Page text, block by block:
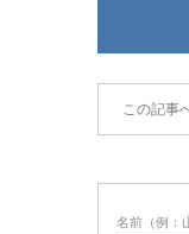
この記事
名前（例：